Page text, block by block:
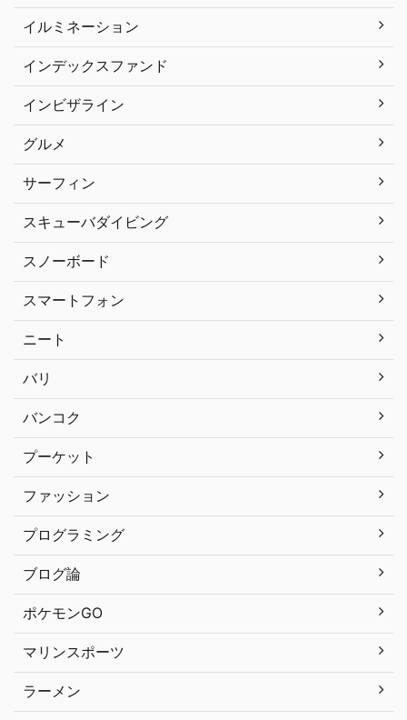
イルミネーション
インデックスファンド
インビザライン
グルメ
サーフィン
スキューバダイビング
スノーボード
スマートフォン
ニート
バリ
バンコク
プーケット
ファッション
プログラミング
ブログ論
ポケモンGO
マリンスポーツ
ラーメン